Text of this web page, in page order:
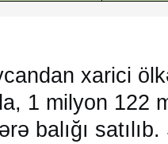
xarici
1 milyon 122
balığı